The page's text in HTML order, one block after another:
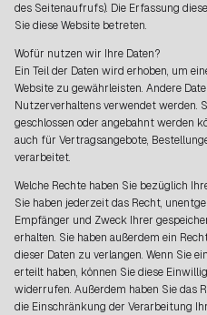
des Seitenaufrufs). Die Erfassung
Sie diese Website betreten.
Wofür nutzen wir Ihre Daten?
Ein Teil der Daten wird erhoben, um
Website zu gewährleisten. Andere
Nutzerverhaltens verwendet werden.
geschlossen oder angebahnt werden
auch für Vertragsangebote,
verarbeitet.
Welche Rechte haben Sie bezüglich
Sie haben jederzeit das Recht,
Empfänger und Zweck Ihrer
erhalten. Sie haben außerdem ein
dieser Daten zu verlangen. Wenn Sie
erteilt haben, können Sie diese
widerrufen. Außerdem haben Sie das
die Einschränkung der Verarbeitung